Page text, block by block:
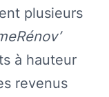
plusieurs
à hauteur
revenus